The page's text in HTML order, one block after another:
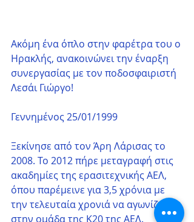
Ακόμη ένα όπλο στην φαρέτρα του ο
Ηρακλής, ανακοινώνει την έναρξη
συνεργασίας με τον ποδοσφαιριστή
Λεσάι Γιώργο!
Γεννημένος 25/01/1999
Ξεκίνησε από τον Άρη Λάρισας το
2008. Το 2012 πήρε μεταγραφή στις
ακαδημίες της ερασιτεχνικής ΑΕΛ,
όπου παρέμεινε για 3,5 χρόνια με
την τελευταία χρονιά να αγωνίζεται
στην ομάδα της Κ20 της ΑΕΛ.